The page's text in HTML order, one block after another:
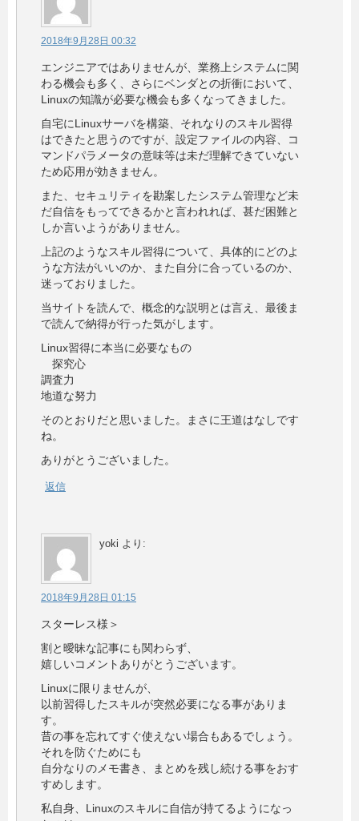
2018年9月28日 00:32
エンジニアではありませんが、業務上システムに関
わる機会も多く、さらにベンダとの折衝において、
Linuxの知識が必要な機会も多くなってきました。
自宅にLinuxサーバを構築、それなりのスキル習得
はできたと思うのですが、設定ファイルの内容、コ
マンドパラメータの意味等は未だ理解できていない
ため応用が効きません。
また、セキュリティを勘案したシステム管理など未
だ自信をもってできるかと言われれば、甚だ困難と
しか言いようがありません。
上記のようなスキル習得について、具体的にどのよ
うな方法がいいのか、また自分に合っているのか、
迷っておりました。
当サイトを読んで、概念的な説明とは言え、最後ま
で読んで納得が行った気がします。
Linux習得に本当に必要なもの
探究心
調査力
地道な努力
そのとおりだと思いました。まさに王道はなしです
ね。
ありがとうございました。
返信
yoki より:
2018年9月28日 01:15
スターレス様＞
割と曖昧な記事にも関わらず、
嬉しいコメントありがとうございます。
Linuxに限りませんが、
以前習得したスキルが突然必要になる事がありま
す。
昔の事を忘れてすぐ使えない場合もあるでしょう。
それを防ぐためにも
自分なりのメモ書き、まとめを残し続ける事をおす
すめします。
私自身、Linuxのスキルに自信が持てるようになっ